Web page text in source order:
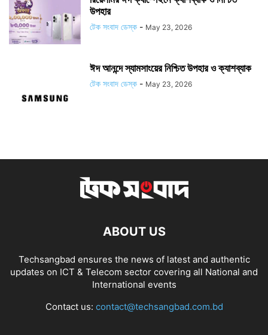
উপহার
টেক সংবাদ ডেস্ক - May 23, 2026
ঈদ আনন্দে স্যামসাংয়ের নিশ্চিত উপহার ও ক্যাশব্যাক
টেক সংবাদ ডেস্ক - May 23, 2026
ABOUT US
Techsangbad ensures the news of latest and authentic
updates on ICT & Telecom sector covering all National and
International events
Contact us: contact@techsangbad.com.bd